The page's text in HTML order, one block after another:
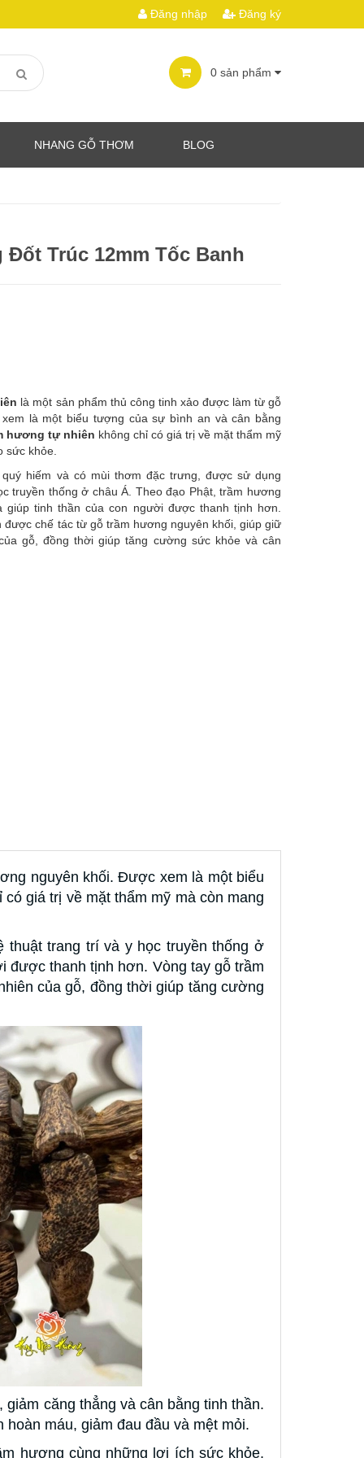
Đăng nhập Đăng ký
0 sản phẩm
NHANG GỖ THƠM BLOG
Trúc 12mm Tốc Banh
là một sản phẩm thủ công tinh xảo được làm từ gỗ
là một biểu tượng của sự bình an và cân bằng
hương tự nhiên không chỉ có giá trị về mặt thẩm mỹ
sức khỏe.
hiếm và có mùi thơm đặc trưng, được sử dụng
truyền thống ở châu Á. Theo đạo Phật, trầm hương
tinh thần của con người được thanh tịnh hơn.
chế tác từ gỗ trầm hương nguyên khối, giúp giữ
gỗ, đồng thời giúp tăng cường sức khỏe và cân
nguyên khối. Được xem là một biểu
có giá trị về mặt thẩm mỹ mà còn mang
thuật trang trí và y học truyền thống ở
được thanh tịnh hơn. Vòng tay gỗ trầm
của gỗ, đồng thời giúp tăng cường
căng thẳng và cân bằng tinh thần.
máu, giảm đau đầu và mệt mỏi.
hương cùng những lợi ích sức khỏe,